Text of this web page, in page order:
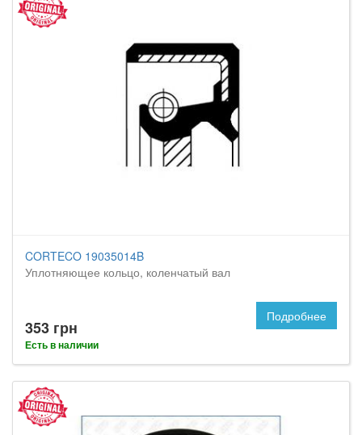
CORTECO 19035014B
Уплотняющее кольцо, коленчатый вал
353 грн
Есть в наличии
Подробнее